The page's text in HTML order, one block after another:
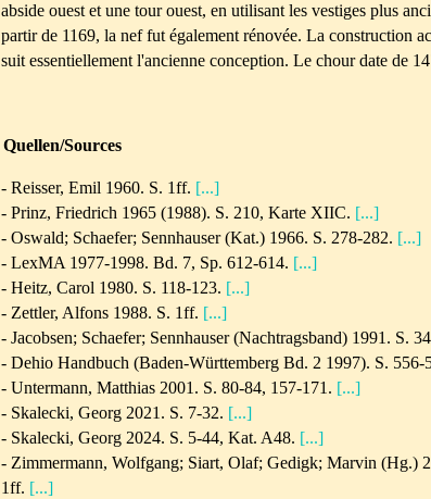
abside ouest et une tour ouest, en utilisant les vestiges plus
partir de 1169, la nef fut également rénovée. La construction
suit essentiellement l'ancienne conception. Le chour date de
Quellen/Sources
- Reisser, Emil 1960. S. 1ff. [...]
- Prinz, Friedrich 1965 (1988). S. 210, Karte XIIC. [...]
- Oswald; Schaefer; Sennhauser (Kat.) 1966. S. 278-282. [...]
- LexMA 1977-1998. Bd. 7, Sp. 612-614. [...]
- Heitz, Carol 1980. S. 118-123. [...]
- Zettler, Alfons 1988. S. 1ff. [...]
- Jacobsen; Schaefer; Sennhauser (Nachtragsband) 1991. S.
- Dehio Handbuch (Baden-Württemberg Bd. 2 1997). S. 556-
- Untermann, Matthias 2001. S. 80-84, 157-171. [...]
- Skalecki, Georg 2021. S. 7-32. [...]
- Skalecki, Georg 2024. S. 5-44, Kat. A48. [...]
- Zimmermann, Wolfgang; Siart, Olaf; Gedigk; Marvin (Hg.)
1ff. [...]